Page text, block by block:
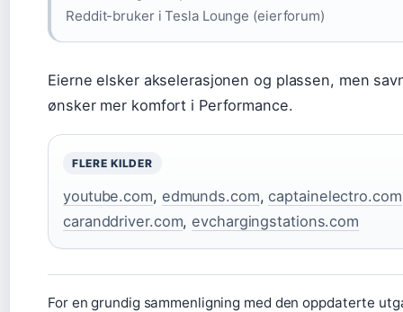
Reddit-bruker i Tesla Lounge (eierforum)
Eierne elsker akselerasjonen og plassen, men
ønsker mer komfort i Performance.
FLERE KILDER
youtube.com, edmunds.com,captainelectro.com
caranddriver.com,evchargingstations.com
For en grundig sammenligning med den oppdaterte